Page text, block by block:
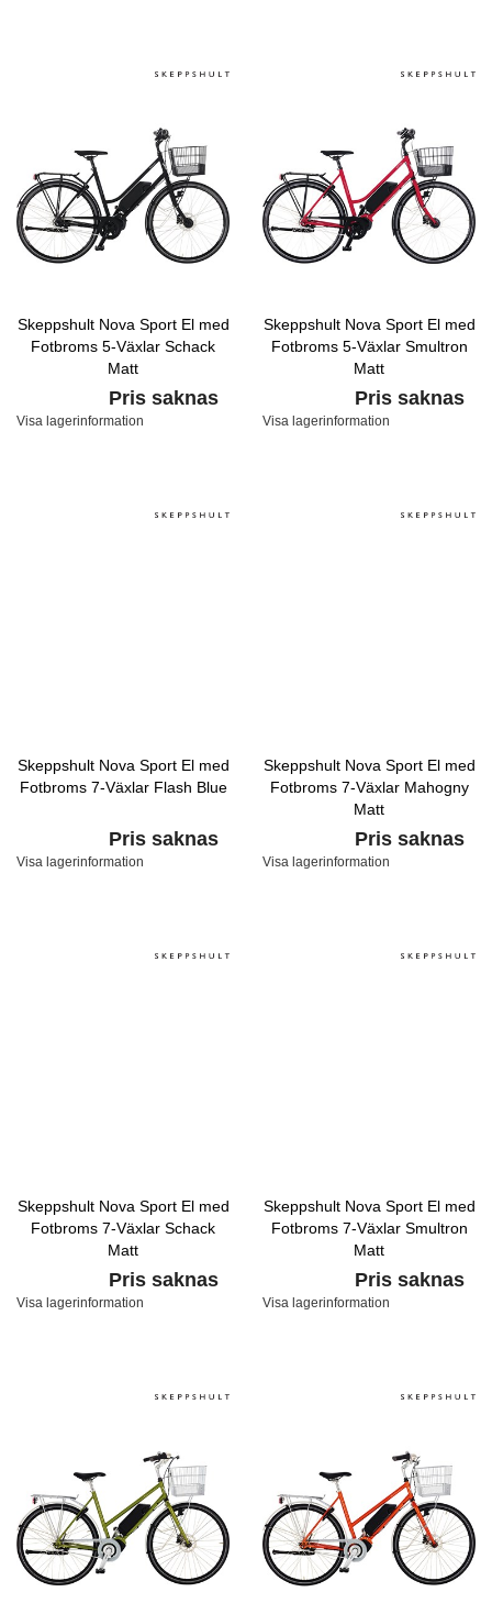
Skeppshult Nova Sport El med
Fotbroms 5-Växlar Schack
Matt
Pris saknas
Visa lagerinformation
Skeppshult Nova Sport El med
Fotbroms 5-Växlar Smultron
Matt
Pris saknas
Visa lagerinformation
Skeppshult Nova Sport El med
Fotbroms 7-Växlar Flash Blue
Pris saknas
Visa lagerinformation
Skeppshult Nova Sport El med
Fotbroms 7-Växlar Mahogny
Matt
Pris saknas
Visa lagerinformation
Skeppshult Nova Sport El med
Fotbroms 7-Växlar Schack
Matt
Pris saknas
Visa lagerinformation
Skeppshult Nova Sport El med
Fotbroms 7-Växlar Smultron
Matt
Pris saknas
Visa lagerinformation